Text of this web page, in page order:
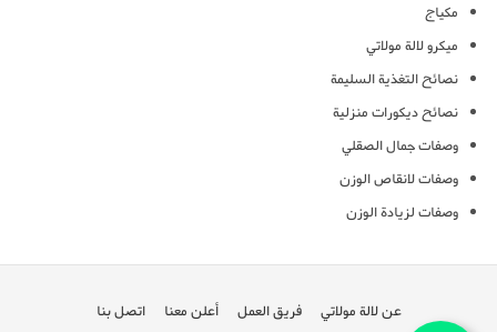
مكياج
ميكرو لالة مولاتي
نصائح التغذية السليمة
نصائح ديكورات منزلية
وصفات جمال الصقلي
وصفات لانقاص الوزن
وصفات لزيادة الوزن
عن لالة مولاتي فريق العمل أعلن معنا اتصل بنا